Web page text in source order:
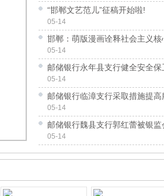
“邯郸文艺范儿”征稿开始啦!
05-14
邯郸：萌版漫画诠释社会主义核
05-14
邮储银行永年县支行健全安全保
05-14
邮储银行临漳支行采取措施提高
05-14
邮储银行魏县支行郭红蕾被银监
05-14